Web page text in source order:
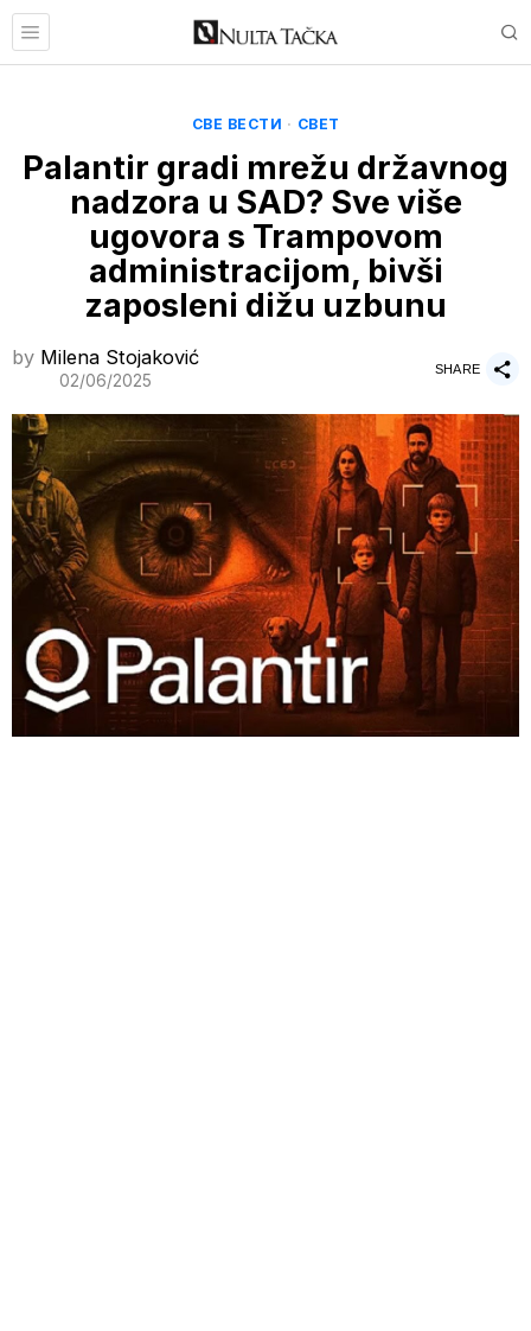
СВЕ ВЕСТИ · СВЕТ
Palantir gradi mrežu državnog
nadzora u SAD? Sve više
ugovora s Trampovom
administracijom, bivši
zaposleni dižu uzbunu
by Milena Stojaković
02/06/2025
SHARE